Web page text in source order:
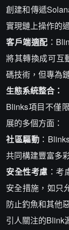
創建和傳遞
實現鏈上操作的
客戶端適配 ：
將其轉換成可互
碼技術，但專為
生態系統整合：
Blinks項目不僅
展的多個方面：
社區驅動 ：
共同構建豐富多
安全性考慮 ：
安全措施，如只
防止釣魚和其他
引人關注的Blink